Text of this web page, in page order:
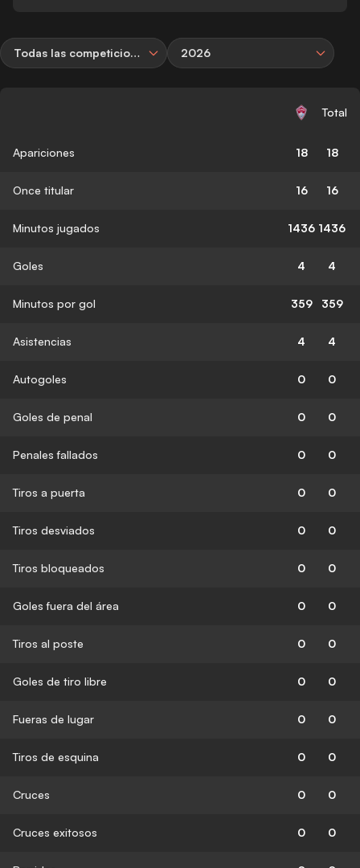
Todas las competiciones 2026
Total
Apariciones 18 18
Once titular 16 16
Minutos jugados 1436 1436
Goles 4 4
Minutos por gol 359 359
Asistencias 4 4
Autogoles 0 0
Goles de penal 0 0
Penales fallados 0 0
Tiros a puerta 0 0
Tiros desviados 0 0
Tiros bloqueados 0 0
Goles fuera del área 0 0
Tiros al poste 0 0
Goles de tiro libre 0 0
Fueras de lugar 0 0
Tiros de esquina 0 0
Cruces 0 0
Cruces exitosos 0 0